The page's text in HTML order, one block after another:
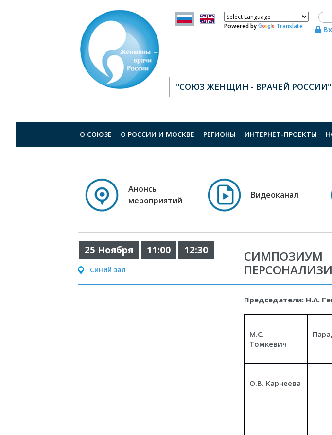
Powered by Translate
"СОЮЗ ЖЕНЩИН - ВРАЧЕЙ РОССИИ"
О СОЮЗЕ О РОСCИИ И МОСКВЕ РЕГИОНЫ ИНТЕРНЕТ-ПРОЕКТЫ
Анонсы
мероприятий
Видеоканал
25 Ноября 11:00 12:30
Синий зал
Председатели: Н.А.
М.С.
Томкевич
О.В. Карнеева